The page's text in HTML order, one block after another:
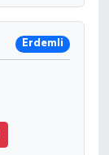
Erdemli